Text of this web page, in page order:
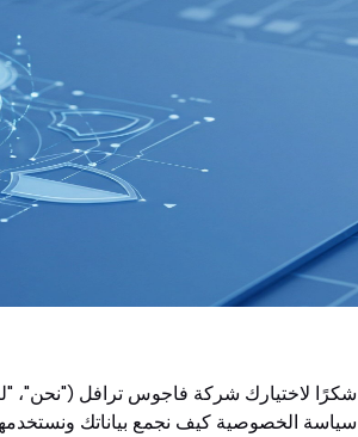
شكرًا لاختيارك شركة فاجوس ترافل ("نحن"،
سياسة الخصوصية كيف نجمع بياناتك